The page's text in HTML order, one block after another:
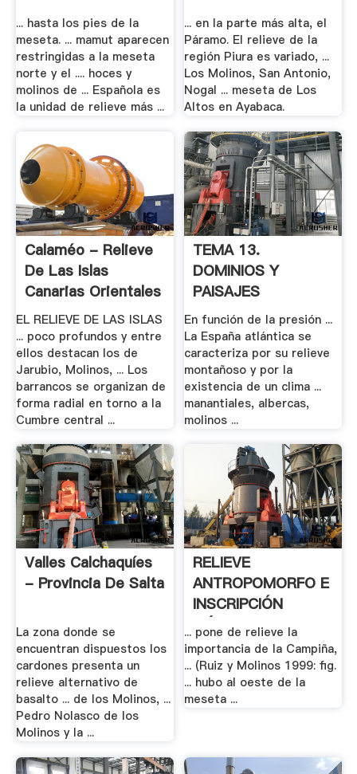
... hasta los pies de la
meseta. ... mamut aparecen
restringidas a la meseta
norte y el .... hoces y
molinos de ... Española es
la unidad de relieve más ...
... en la parte más alta, el
Páramo. El relieve de la
región Piura es variado, ...
Los Molinos, San Antonio,
Nogal ... meseta de Los
Altos en Ayabaca.
Calaméo - Relieve
De Las Islas
Canarias Orientales
EL RELIEVE DE LAS ISLAS
... poco profundos y entre
ellos destacan los de
Jarubio, Molinos, ... Los
barrancos se organizan de
forma radial en torno a la
Cumbre central ...
TEMA 13.
DOMINIOS Y
PAISAJES
AGRARIOS EN .
En función de la presión ...
La España atlántica se
caracteriza por su relieve
montañoso y por la
existencia de un clima ...
manantiales, albercas,
molinos ...
Valles Calchaquíes
- Provincia De Salta
La zona donde se
encuentran dispuestos los
cardones presenta un
relieve alternativo de
basalto ... de los Molinos, ...
Pedro Nolasco de los
Molinos y la ...
RELIEVE
ANTROPOMORFO E
INSCRIPCIÓN
IBÉRICOS .
... pone de relieve la
importancia de la Campiña,
... (Ruiz y Molinos 1999: fig.
... hubo al oeste de la
meseta ...